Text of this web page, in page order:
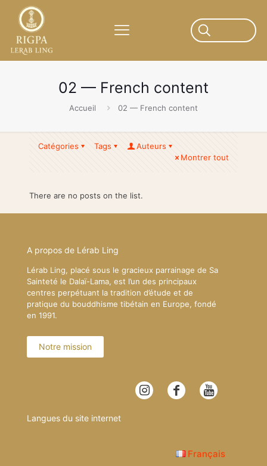
02 — French content
Accueil 02 — French content
Catégories Tags
Auteurs
Montrer tout
There are no posts on the list.
A propos de Lérab Ling
Lérab Ling, placé sous le gracieux parrainage de Sa
Sainteté le Dalaï-Lama, est l’un des principaux
centres perpétuant la tradition d’étude et de
pratique du bouddhisme tibétain en Europe, fondé
en 1991.
Notre mission
Langues du site internet
Français